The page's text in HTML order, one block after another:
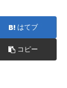
はてブ
コピー